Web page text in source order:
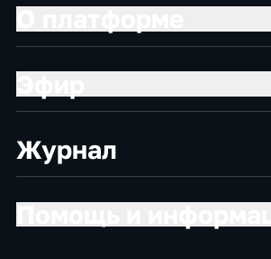
Журнал